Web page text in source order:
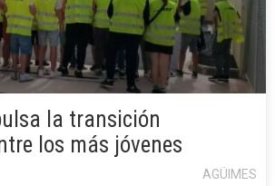
la transición
los más jóvenes
AGÜIMES